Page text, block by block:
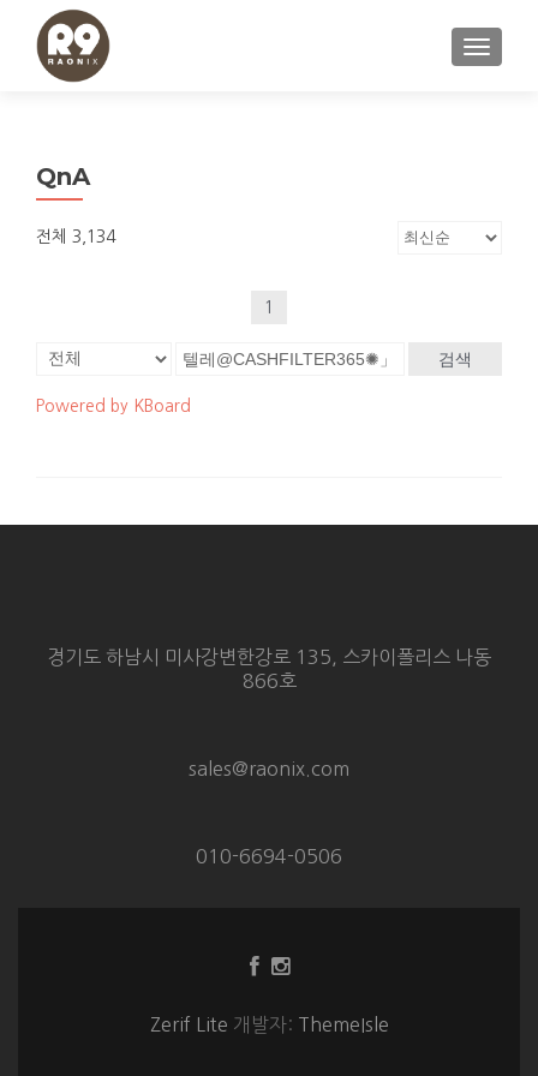
내비게
QnA
전체 3,134
1
검색
Powered by KBoard
경기도 하남시 미사강변한강로 135, 스카이폴리스 나동
866호
sales@raonix.com
010-6694-0506
Facebook
크
Instagram
크
Zerif Lite 개발자: ThemeIsle